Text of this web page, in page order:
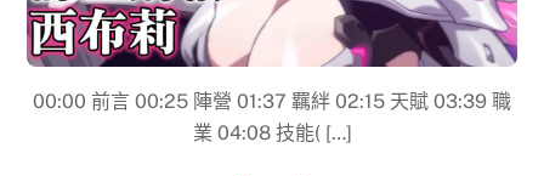
00:00​ 前言 00:25 陣營 01:37 羈絆 02:15 天賦 03:39 職
業 04:08 技能( […]